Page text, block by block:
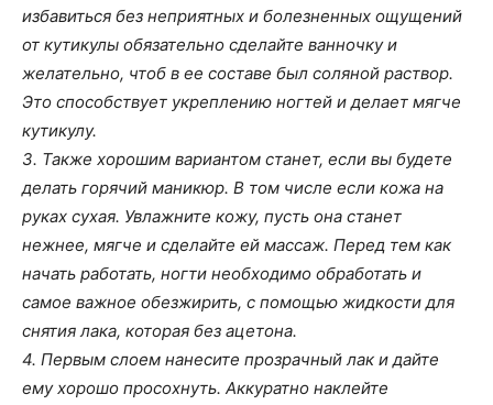
избавиться без неприятных и болезненных ощущений
от кутикулы обязательно сделайте ванночку и
желательно, чтоб в ее составе был соляной раствор.
Это способствует укреплению ногтей и делает мягче
кутикулу.
3. Также хорошим вариантом станет, если вы будете
делать горячий маникюр. В том числе если кожа на
руках сухая. Увлажните кожу, пусть она станет
нежнее, мягче и сделайте ей массаж. Перед тем как
начать работать, ногти необходимо обработать и
самое важное обезжирить, с помощью жидкости для
снятия лака, которая без ацетона.
4. Первым слоем нанесите прозрачный лак и дайте
ему хорошо просохнуть. Аккуратно наклейте